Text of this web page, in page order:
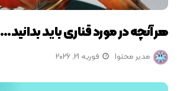
هر آنچه در مورد قناری باید بدانید…
مدیر محتوا فوریه 21, 2026